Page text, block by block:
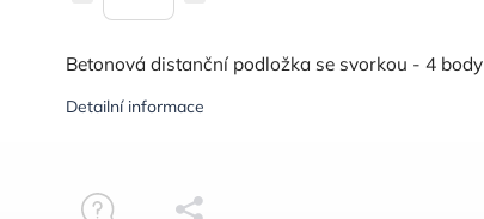
Betonová distanční podložka se svorkou - 4 body
Detailní informace